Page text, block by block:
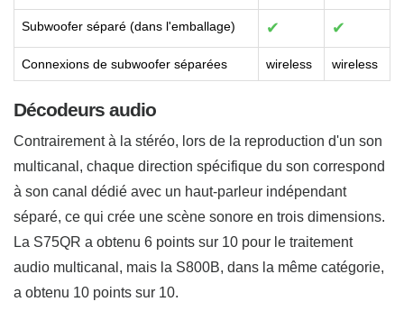
Subwoofer séparé (dans l'emballage) ✔ ✔
Connexions de subwoofer séparées wireless wireless
Décodeurs audio
Contrairement à la stéréo, lors de la reproduction d'un son
multicanal, chaque direction spécifique du son correspond
à son canal dédié avec un haut-parleur indépendant
séparé, ce qui crée une scène sonore en trois dimensions.
La S75QR a obtenu 6 points sur 10 pour le traitement
audio multicanal, mais la S800B, dans la même catégorie,
a obtenu 10 points sur 10.